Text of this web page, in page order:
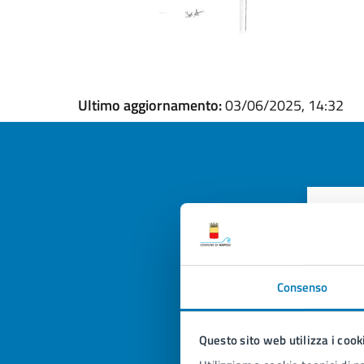
Consenso
Questo sito web utilizza i
Ultimo aggiornamento:03/06/2025, 14:32